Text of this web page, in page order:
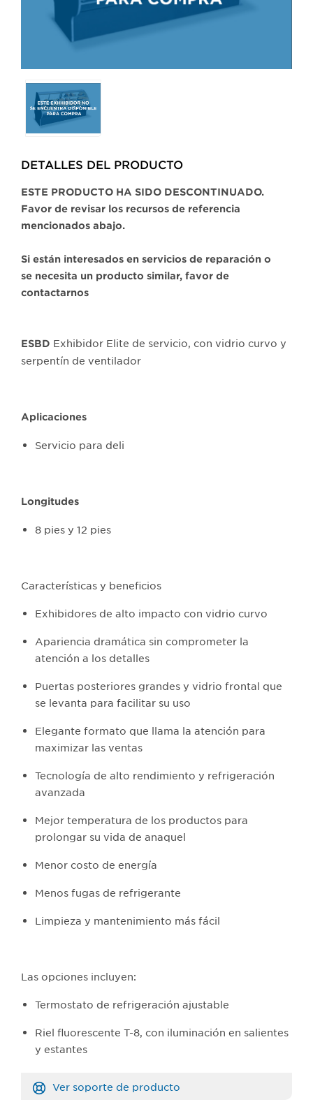
Selecting
any
the
will
update
the
larger
image.
DETALLES DEL PRODUCTO​
ESTE PRODUCTO HA SIDO DESCONTINUADO.
Favor de revisar los recursos de referencia
mencionados abajo.
Si están interesados en servicios de reparación o
se necesita un producto similar, favor de
contactarnos
ESBD Exhibidor Elite de servicio, con vidrio curvo y
serpentín de ventilador
Aplicaciones
Servicio para deli
Longitudes
8 pies y 12 pies
Características y beneficios
Exhibidores de alto impacto con vidrio curvo
Apariencia dramática sin comprometer la
atención a los detalles
Puertas posteriores grandes y vidrio frontal que
se levanta para facilitar su uso
Elegante formato que llama la atención para
maximizar las ventas
Tecnología de alto rendimiento y refrigeración
avanzada
Mejor temperatura de los productos para
prolongar su vida de anaquel
Menor costo de energía
Menos fugas de refrigerante
Limpieza y mantenimiento más fácil
Las opciones incluyen:
Termostato de refrigeración ajustable
Riel fluorescente T-8, con iluminación en salientes
y estantes
Ver soporte de producto